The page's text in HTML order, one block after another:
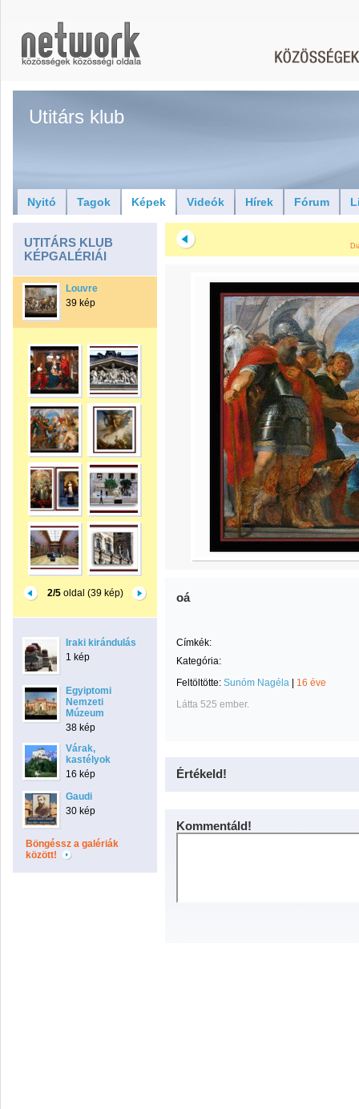
Utitárs klub
Nyitó Tagok Képek Videók Hírek Fórum
UTITÁRS KLUB
KÉPGALÉRIÁI
Louvre
39 kép
2/5oldal (39 kép)
Iraki kirándulás
1 kép
Egyiptomi
Nemzeti
Múzeum
38 kép
Várak,
kastélyok
16 kép
Gaudi
30 kép
Böngéssz a galériák
között!
oá
Címkék:
Kategória:
Feltöltötte: Sunóm Nagéla
16 éve
Látta 525 ember.
Értékeld!
Kommentáld!